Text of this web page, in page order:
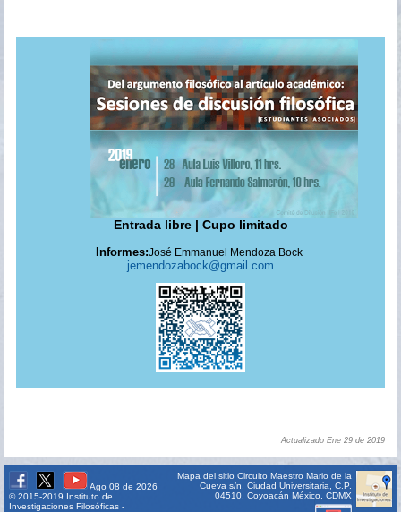
Entrada libre | Cupo limitado
Informes:José Emmanuel Mendoza Bock
jemendozabock@gmail.com
Actualizado Ene 29 de 2019
Ago 08 de 2026
© 2015-2019 Instituto de
Investigaciones Filosóficas -
Mapa del sitio Circuito Maestro Mario de la
Cueva s/n, Ciudad Universitaria, C.P.
04510, Coyoacán México, CDMX